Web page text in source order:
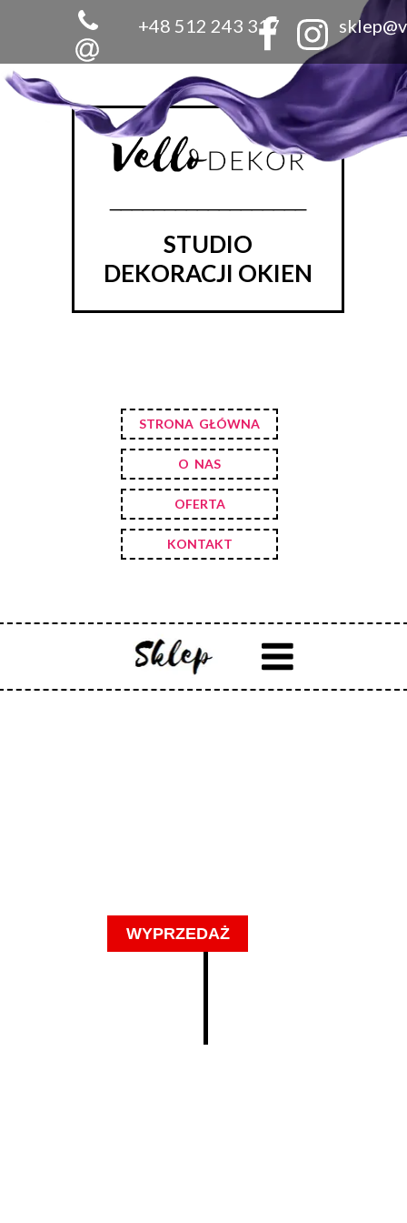
WYPRZEDAŻ
+48 512 243 317
STRONA GŁÓWNA
O NAS
OFERTA
KONTAKT
STUDIO
DEKORACJI OKIEN